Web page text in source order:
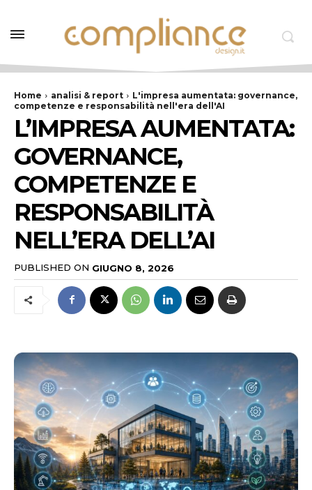
Home analisi & report
L'impresa aumentata: governance,
competenze e responsabilità nell'era dell'AI
L’IMPRESA AUMENTATA:
GOVERNANCE,
COMPETENZE E
RESPONSABILITÀ
NELL’ERA DELL’AI
PUBLISHED ON GIUGNO 8, 2026